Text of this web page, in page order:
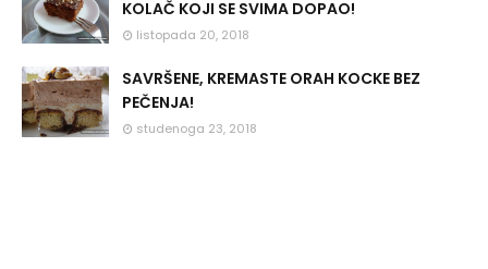
KOLAČ KOJI SE SVIMA DOPAO!
listopada 20, 2018
SAVRŠENE, KREMASTE ORAH KOCKE BEZ
PEČENJA!
studenoga 23, 2018